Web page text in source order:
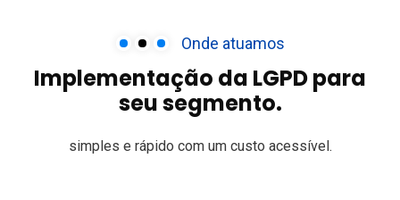
Onde atuamos
Implementação da LGPDpara
seu segmento.
simples e rápido com um custo acessível.